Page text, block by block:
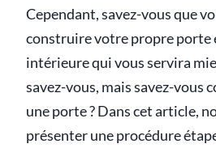
Cependant, savez-vous que
construire votre propre porte
intérieure qui vous servira
savez-vous, mais savez-vous
une porte ? Dans cet article,
présenter une procédure